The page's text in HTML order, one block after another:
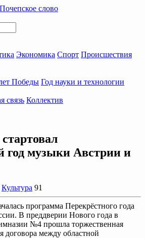
Экономика Спорт Происшествия
Победы Год науки и технологии
связь Коллектив
год музыки Австрии и
Культура 91
программа Перекрёстного года
В преддверии Нового года в
№4 прошла торжественная
договора между областной